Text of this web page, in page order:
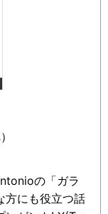
の「ガラ
方にも役立つ話